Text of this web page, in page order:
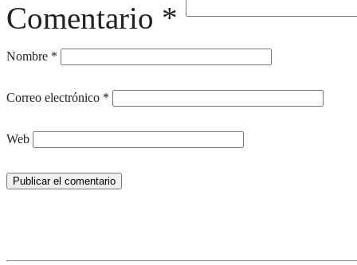
Comentario *
Nombre *
Correo electrónico *
Web